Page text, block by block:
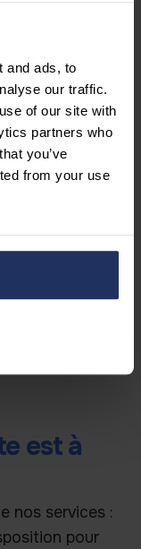
and ads, to
our traffic.
of our site with
partners who
you’ve
from your use
est à
nos services :
pour